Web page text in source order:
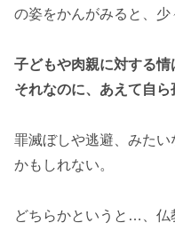
の姿をかんがみると、少
子どもや肉親に対する情
それなのに、あえて自ら
罪滅ぼしや逃避、みた
かもしれない。
どちらかというと…、仏